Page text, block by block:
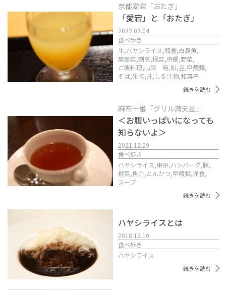
京都愛宕「おたぎ」
「愛宕」と「おたぎ」
2022.02.04
食べ歩き
牛,ハヤシライス,和食,白身魚,
葉茎菜,割烹,根菜,京都,野菜,
ご飯料理,山菜 筍,卵,豆,甲殻類,
そば,果物,丼, しる汁物,和菓子
続きを読む
麻布十番「グリル満天星」
＜お腹いっぱいになっても
知らないよ＞
2021.12.29
食べ歩き
ハヤシライス,東京,ハンバーグ,豚,
根菜,魚介,とんかつ,甲殻類,洋食,
スープ
続きを読む
ハヤシライスとは
2018.12.10
食べ歩き
ハヤシライス
続きを読む